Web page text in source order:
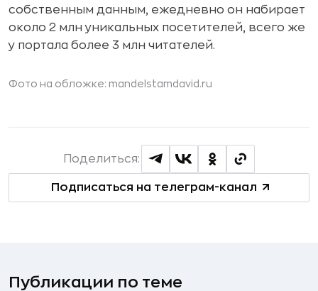
собственным данным, ежедневно он набирает
около 2 млн уникальных посетителей, всего же
у портала более 3 млн читателей.
Фото на обложке: mandelstamdavid.ru
Подписаться на телеграм-канал
Поделиться:
Публикации по теме